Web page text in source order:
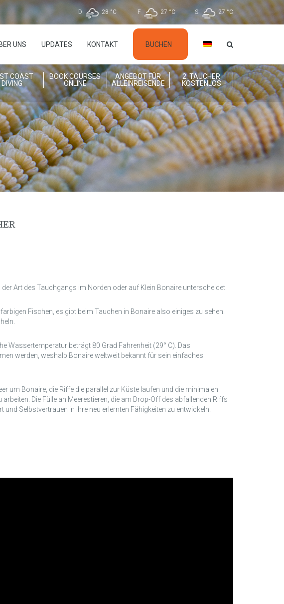
D 28 °C F 27 °C S 27 °C
UNS UPDATES KONTAKT BUCHEN
COAST
DIVING
BOOK COURSES
ONLINE
ANGEBOT FÜR
ALLEINREISENDE
2. TAUCHER
KOSTENLOS
Art des Tauchgangs im Norden oder auf Klein Bonaire unterscheidet.
Fischen, es gibt beim Tauchen in Bonaire also einiges zu sehen.
Wassertemperatur beträgt 80 Grad Fahrenheit (29° C). Das
werden, weshalb Bonaire weltweit bekannt für sein einfaches
um Bonaire, die Riffe die parallel zur Küste laufen und die minimalen
Die Fülle an Meerestieren, die am Drop-Off des abfallenden Riffs
Selbstvertrauen in ihre neu erlernten Fähigkeiten zu entwickeln.